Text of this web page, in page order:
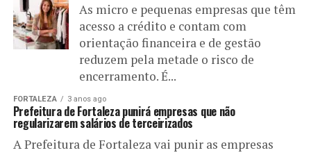
As micro e pequenas empresas que têm
acesso a crédito e contam com
orientação financeira e de gestão
reduzem pela metade o risco de
encerramento. É...
FORTALEZA 3 anos ago
Prefeitura de Fortaleza punirá empresas que não
regularizarem salários de terceirizados
A Prefeitura de Fortaleza vai punir as empresas